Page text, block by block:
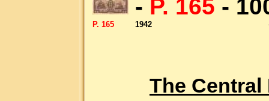
- P. 165 -
P. 165 1942
The